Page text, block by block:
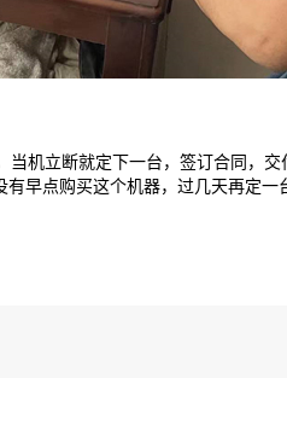
机立断就定下一台，签订合同，
早点购买这个机器，过几天再定一